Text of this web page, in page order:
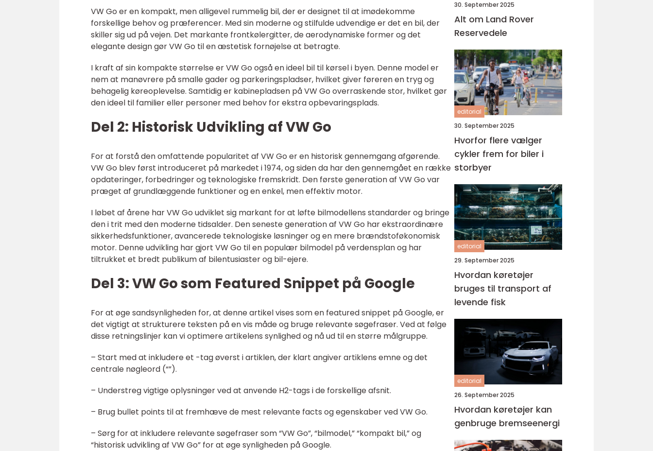
VW Go er en kompakt, men alligevel rummelig bil, der er designet til at imødekomme
forskellige behov og præferencer. Med sin moderne og stilfulde udvendige er det en bil, der
skiller sig ud på vejen. Det markante frontkølergitter, de aerodynamiske former og det
elegante design gør VW Go til en æstetisk fornøjelse at betragte.
I kraft af sin kompakte størrelse er VW Go også en ideel bil til kørsel i byen. Denne model er
nem at manøvrere på smalle gader og parkeringspladser, hvilket giver føreren en tryg og
behagelig køreoplevelse. Samtidig er kabinepladsen på VW Go overraskende stor, hvilket gør
den ideel til familier eller personer med behov for ekstra opbevaringsplads.
Del 2: Historisk Udvikling af VW Go
For at forstå den omfattende popularitet af VW Go er en historisk gennemgang afgørende.
VW Go blev først introduceret på markedet i 1974, og siden da har den gennemgået en række
opdateringer, forbedringer og teknologiske fremskridt. Den første generation af VW Go var
præget af grundlæggende funktioner og en enkel, men effektiv motor.
I løbet af årene har VW Go udviklet sig markant for at løfte bilmodellens standarder og bringe
den i trit med den moderne tidsalder. Den seneste generation af VW Go har ekstraordinære
sikkerhedsfunktioner, avancerede teknologiske løsninger og en mere brændstoføkonomisk
motor. Denne udvikling har gjort VW Go til en populær bilmodel på verdensplan og har
tiltrukket et bredt publikum af bilentusiaster og bil-ejere.
Del 3: VW Go som Featured Snippet på Google
For at øge sandsynligheden for, at denne artikel vises som en featured snippet på Google, er
det vigtigt at strukturere teksten på en vis måde og bruge relevante søgefraser. Ved at følge
disse retningslinjer kan vi optimere artikelens synlighed og nå ud til en større målgruppe.
– Start med at inkludere et -tag øverst i artiklen, der klart angiver artiklens emne og det
centrale nøgleord (“”).
– Understreg vigtige oplysninger ved at anvende H2-tags i de forskellige afsnit.
– Brug bullet points til at fremhæve de mest relevante facts og egenskaber ved VW Go.
– Sørg for at inkludere relevante søgefraser som “VW Go”, “bilmodel,” “kompakt bil,” og
“historisk udvikling af VW Go” for at øge synligheden på Google.
30. September 2025
Alt om Land Rover
Reservedele
editorial
30. September 2025
Hvorfor flere vælger
cykler frem for biler i
storbyer
editorial
29. September 2025
Hvordan køretøjer
bruges til transport af
levende fisk
editorial
26. September 2025
Hvordan køretøjer kan
genbruge bremseenergi